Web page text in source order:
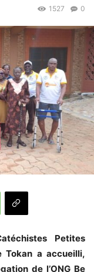
0
1527
Petites
Tokan a accueilli,
de l’ONG Be